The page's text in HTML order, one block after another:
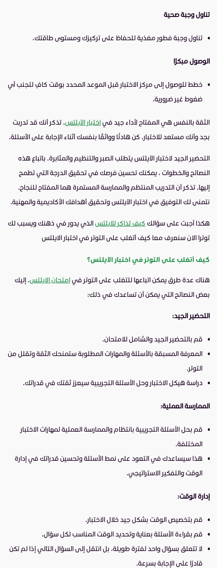
تناول وجبة صحية
تناول وجبة فطور مغذية للحفاظ على تركيزك ومستوى طاقتك.
الوصول مبكرًا
خطط للوصول إلى مركز الاختبار قبل الموعد المحدد بوقت كافٍ لتجنب أي
ضغوط غير ضرورية.
الثقة بالنفس هي المفتاح لأداء جيد فياختبار الآيلتس. تذكر أنك قد تدربت
بجد وأنك مستعد للاختبار. كن هادئًا وواثقًا بنفسك أثناء الإجابة على الأسئلة.
التحضير الجيد لاختبار الآيلتس يتطلب الصبر والتنظيم والمثابرة. باتباع هذه
النصائح والخطوات ، يمكنك تحسين فرصك في تحقيق الدرجة التي تطمح
إليها. تذكر أن التدريب المنتظم والممارسة المستمرة هما المفتاح للنجاح.
نتمنى لك التوفيق في اختبار الآيلتس وتحقيق أهدافك الأكاديمية والمهنية.
هكذا أجبت على سؤالك كيف تذاكر للايلتسالذي يدور في ذهنك ويسبب لك
توترا الان سنعرف معا كيف أتغلب على التوتر في اختبار الايلتس
كيف أتغلب على التوتر في اختبار الآيلتس؟
هناك عدة طرق يمكن اتباعها للتغلب على التوتر فيامتحان الايلتس. إليك
بعض النصائح التي يمكن أن تساعدك في ذلك:
التحضير الجيد:
قم بالتحضير الجيد والشامل للامتحان.
المعرفة المسبقة بالأسئلة والمهارات المطلوبة ستمنحك الثقة وتقلل من
التوتر.
دراسة هيكل الاختبار وحل الأسئلة التجريبية سيعزز ثقتك في قدراتك.
الممارسة العملية:
قم بحل الأسئلة التجريبية بانتظام والممارسة العملية لمهارات الاختبار
المختلفة.
هذا سيساعدك في التعود على نمط الأسئلة وتحسين قدراتك في إدارة
الوقت والتفكير الاستراتيجي.
إدارة الوقت:
قم بتخصيص الوقت بشكل جيد خلال الاختبار.
قم بقراءة الأسئلة بعناية وتحديد الوقت المناسب لكل سؤال.
لا تتعلق بسؤال واحد لفترة طويلة، بل انتقل إلى السؤال التالي إذا لم تكن
قادرًا على الإجابة بسرعة.